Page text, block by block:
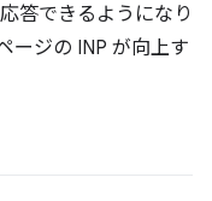
答できるようになり
ージの INP が向上す